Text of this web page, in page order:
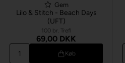
Gem
Lilo & Stitch - Beach Days
(UFT)
100 br. Trefl
69,00 DKK
Køb